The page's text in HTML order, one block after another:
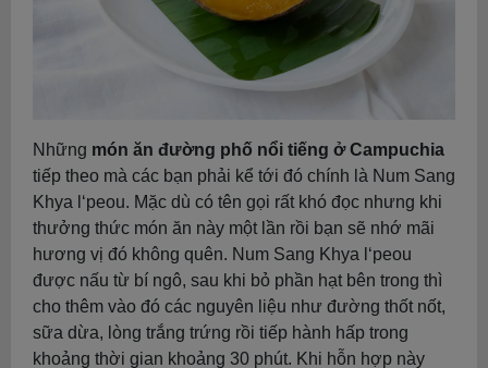
Những món ăn đường phố nổi tiếng ở Campuchia
tiếp theo mà các bạn phải kể tới đó chính là Num Sang
Khya l‘peou. Mặc dù có tên gọi rất khó đọc nhưng khi
thưởng thức món ăn này một lần rồi bạn sẽ nhớ mãi
hương vị đó không quên. Num Sang Khya l‘peou
được nấu từ bí ngô, sau khi bỏ phần hạt bên trong thì
cho thêm vào đó các nguyên liệu như đường thốt nốt,
sữa dừa, lòng trắng trứng rồi tiếp hành hấp trong
khoảng thời gian khoảng 30 phút. Khi hỗn hợp này